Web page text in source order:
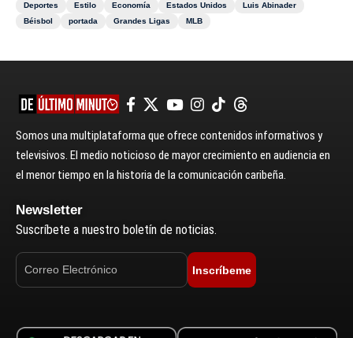
Deportes
Estilo Economía Estados Unidos
Luis Abinader
Béisbol
portada Grandes Ligas MLB
Somos una multiplataforma que ofrece contenidos informativos y
televisivos. El medio noticioso de mayor crecimiento en audiencia en
el menor tiempo en la historia de la comunicación caribeña.
Newsletter
Suscríbete a nuestro boletín de noticias.
Inscríbeme